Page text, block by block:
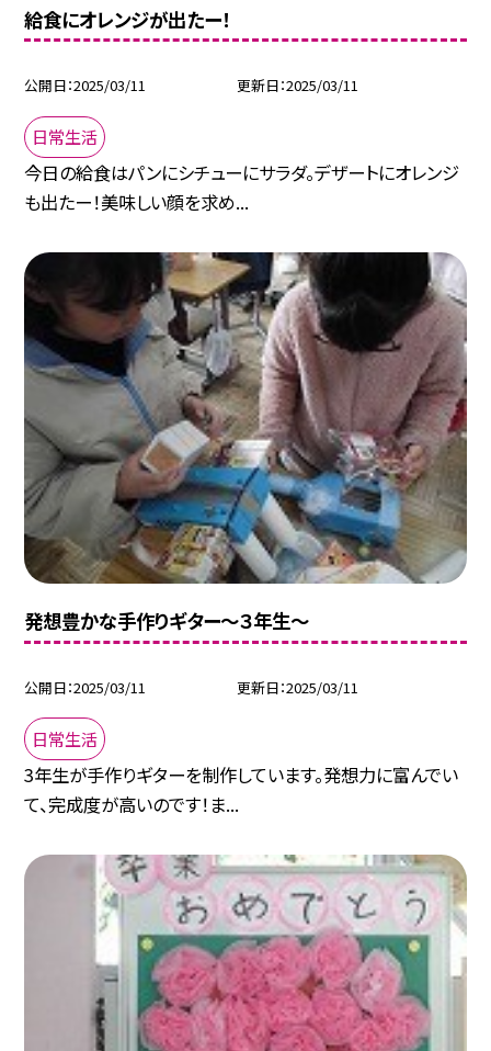
給食にオレンジが出たー！
公開日 2025/03/11 更新日 2025/03/11
日常生活
今日の給食はパンにシチューにサラダ。デザートにオレンジ
も出たー！美味しい顔を求め...
発想豊かな手作りギター～３年生～
公開日 2025/03/11 更新日 2025/03/11
日常生活
3年生が手作りギターを制作しています。発想力に富んでい
て、完成度が高いのです！ま...